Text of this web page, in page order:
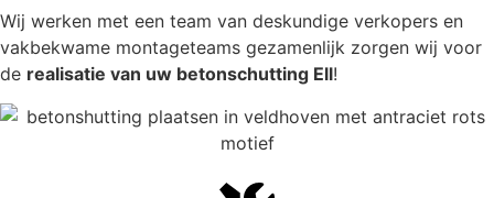
Wij werken met een team van deskundige verkopers en
vakbekwame montageteams gezamenlijk zorgen wij voor
de realisatie van uw betonschutting Ell!